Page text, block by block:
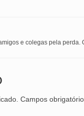
e colegas pela perda.
Campos